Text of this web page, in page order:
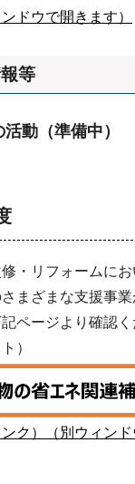
ドウで開きます）
等
動（準備中）
・リフォームに
まざまな支援事業
ページより確認
）
ク）（別ウィンド